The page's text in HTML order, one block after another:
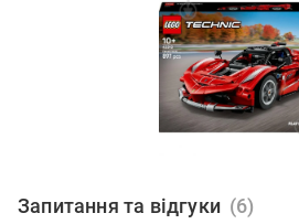
Запитання та відгуки